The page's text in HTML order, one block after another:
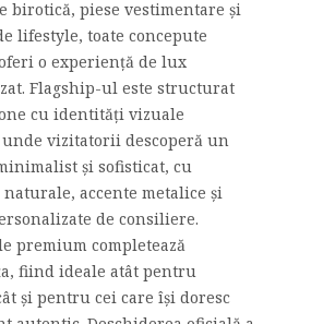
birotică, piese vestimentare și
lifestyle, toate concepute
o experiență de lux
Flagship-ul este structurat
cu identități vizuale
vizitatorii descoperă un
și sofisticat, cu
accente metalice și
de consiliere.
premium completează
fiind ideale atât pentru
și pentru cei care își doresc